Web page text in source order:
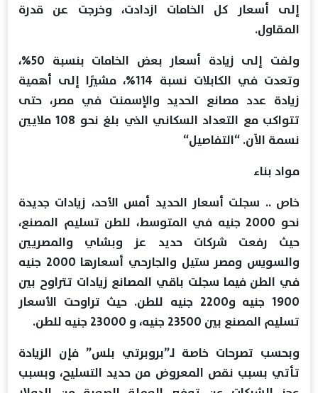
إلى أسعار كل الخامات ازدادت، وخرجت عن قدرة
المقاول.
ولفت إلى زيادة أسعار بعض الخامات بنسبة 50%،
وتعدت في الكابلات نسبة 114%، مشيرًا إلى أهمية
زيادة عدد مصانع الحديد والإسمنت في مصر، حتى
تتواكب مع التعداد السكاني الذي بلغ نحو 108 ملايين
نسمة الآن. “التفاصيل“
مواد بناء
خاص .. سجلت أسعار الحديد أمس الأحد، زيادات جديدة
نحو 2000 جنيه في المتوسط، للطن تسليم المصنع،
حيث رفعت شركات حديد عز وبشاي والمصريين
والسويس ومصر ستيل والجارحي أسعارها 2000 جنيه
في الطن فيما سجلت باقي المصانع زيادات تتراوح بين
1900 جنيه و2200 جنيه للطن. حيث تراوحت الأسعار
تسليم المصنع بين 23500 جنيه، و 23000 جنيه للطن.
وبحسب تصرحات خاصة لـ”بروبرتي بلس” فإن الزيادة
تأتي بسبب نقص المعروض من حديد التسليح، وبسبب